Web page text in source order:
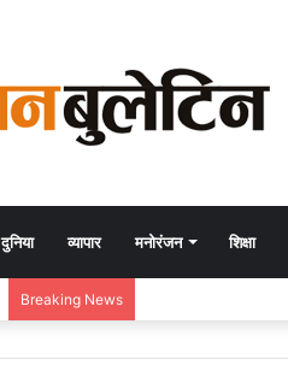
दुनिया व्यापार मनोरंजन शिक्षा
Breaking News